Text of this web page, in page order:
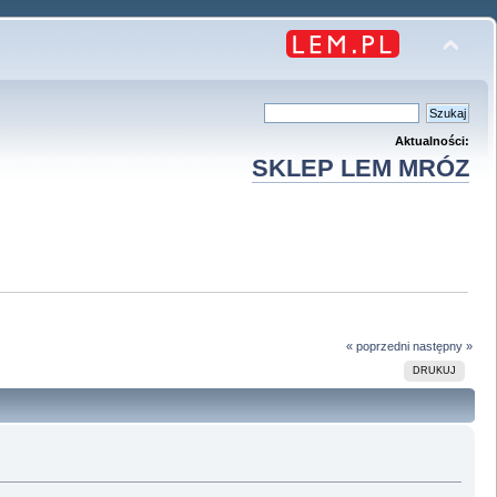
Aktualności:
SKLEP LEM MRÓZ
« poprzedni następny »
DRUKUJ